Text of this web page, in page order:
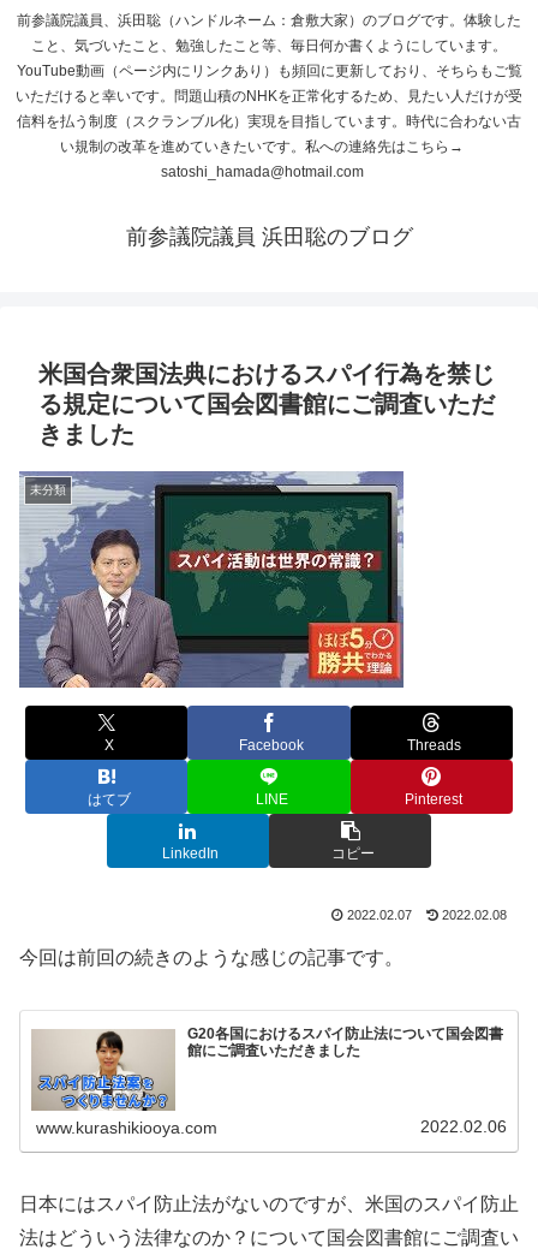
前参議院議員、浜田聡（ハンドルネーム：倉敷大家）のブログです。体験した
こと、気づいたこと、勉強したこと等、毎日何か書くようにしています。
YouTube動画（ページ内にリンクあり）も頻回に更新しており、そちらもご覧
いただけると幸いです。問題山積のNHKを正常化するため、見たい人だけが受
信料を払う制度（スクランブル化）実現を目指しています。時代に合わない古
い規制の改革を進めていきたいです。私への連絡先はこちら→
satoshi_hamada@hotmail.com
前参議院議員 浜田聡のブログ
米国合衆国法典におけるスパイ行為を禁じ
る規定について国会図書館にご調査いただ
きました
未分類
X Facebook Threads
はてブ LINE Pinterest
LinkedIn コピー
2022.02.07 2022.02.08
今回は前回の続きのような感じの記事です。
G20各国におけるスパイ防止法について国会図書
館にご調査いただきました
www.kurashikiooya.com 2022.02.06
日本にはスパイ防止法がないのですが、米国のスパイ防止
法はどういう法律なのか？について国会図書館にご調査い